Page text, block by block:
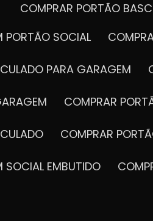
COMPRAR PORTÃO
PORTÃO SOCIAL
PARA GARAGEM
COMPRAR
COMPRAR
SOCIAL EMBUTIDO